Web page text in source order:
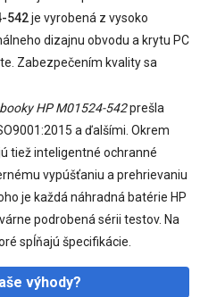
542je vyrobená z vysoko
dizajnu obvodu a krytu PC
Zabezpečením kvality sa
HP M01524-542prešla
a ďalšími. Okrem
tiež inteligentné ochranné
vypúšťaniu a prehrievaniu
je každá náhradná batérie HP
podrobená sérii testov. Na
spĺňajú špecifikácie.
výhody?